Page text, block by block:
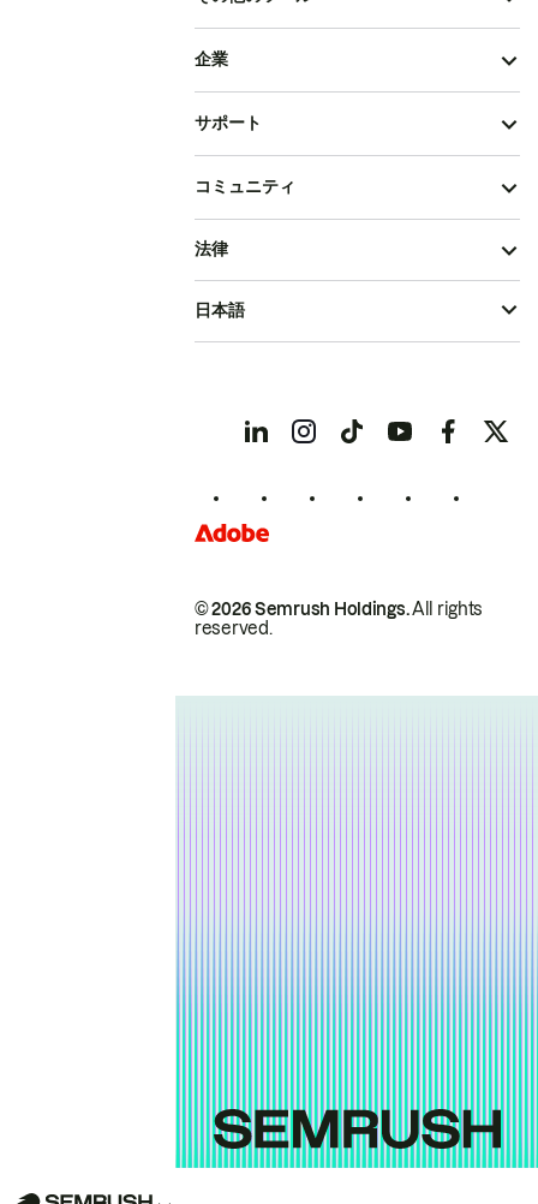
企業
サポート
コミュニティ
© 2026 Semrush Holdings.All rights
reserved.
法律
日本語